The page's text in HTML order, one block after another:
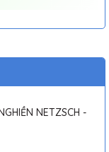
NETZSCH -